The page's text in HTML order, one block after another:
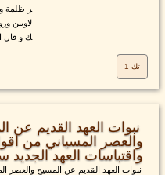
ر ظلمة
لاويين
ك و قال
تك 1
نبوات العهد القديم عن
والعصر المسياني من
واقتباسات العهد الجديد
نبوات العهد القديم عن المسيح والعصر